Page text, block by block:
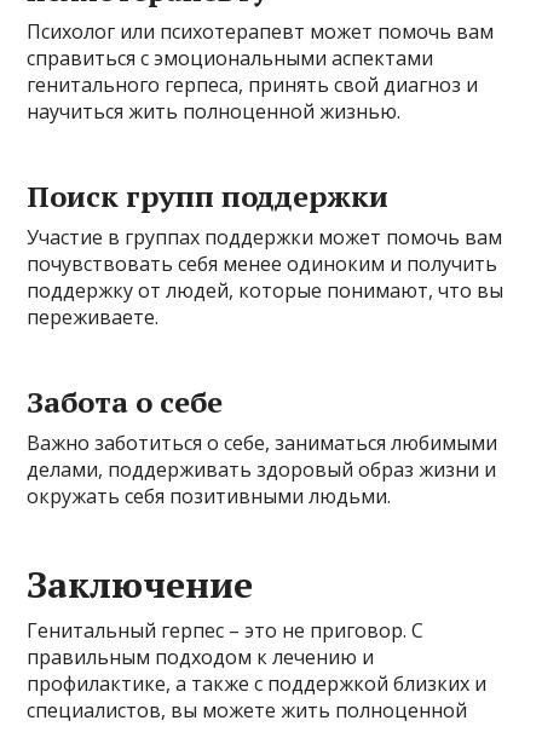
Психолог или психотерапевт может помочь вам
справиться с эмоциональными аспектами
генитального герпеса, принять свой диагноз и
научиться жить полноценной жизнью.
Поиск групп поддержки
Участие в группах поддержки может помочь вам
почувствовать себя менее одиноким и получить
поддержку от людей, которые понимают, что вы
переживаете.
Забота о себе
Важно заботиться о себе, заниматься любимыми
делами, поддерживать здоровый образ жизни и
окружать себя позитивными людьми.
Заключение
Генитальный герпес – это не приговор. С
правильным подходом к лечению и
профилактике, а также с поддержкой близких и
специалистов, вы можете жить полноценной